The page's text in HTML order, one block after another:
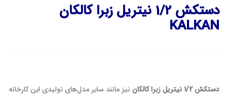
دستکش 1/2 نیتریل زبرا کالکان
KALKAN
دستکش 1/2 نیتریل زبرا کالکان
نیز مانند سایر مدل‌های تولیدی این کارخانه